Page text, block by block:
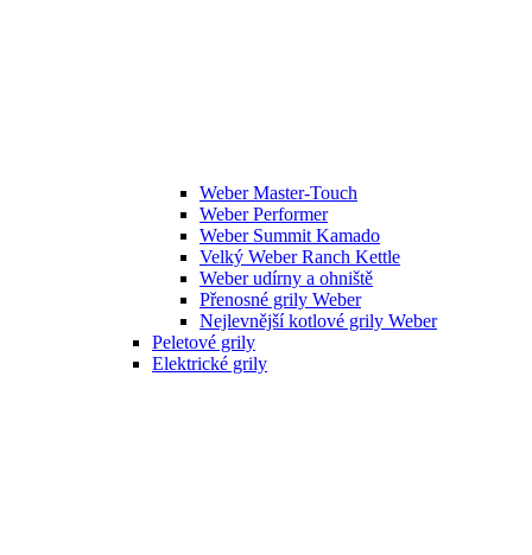
Weber Master-Touch
Weber Performer
Weber Summit Kamado
Velký Weber Ranch Kettle
Weber udírny a ohniště
Přenosné grily Weber
Nejlevnější kotlové grily Weber
Peletové grily
Elektrické grily